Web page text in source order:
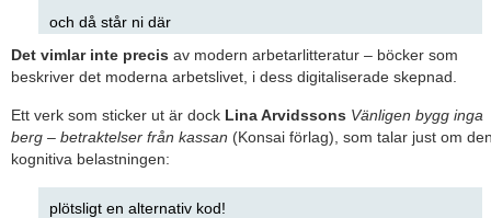
och då står ni där
Det vimlar inte precis av modern arbetarlitteratur – böcker som
beskriver det moderna arbetslivet, i dess digitaliserade skepnad.
Ett verk som sticker ut är dock Lina Arvidssons Vänligen bygg inga
berg – betraktelser från kassan (Konsai förlag), som talar just om
kognitiva belastningen:
plötsligt en alternativ kod!